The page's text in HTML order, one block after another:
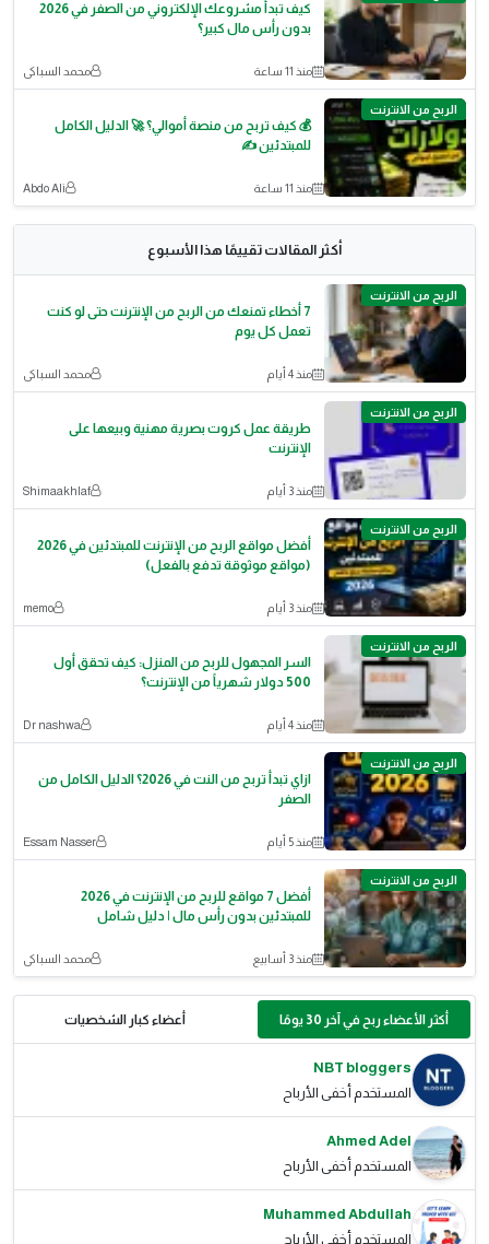
كيف تبدأ مشروعك الإلكتروني من الصفر في 2026
بدون رأس مال كبير؟
منذ 11 ساعة محمد السباكى
الربح من الانترنت
💰 كيف تربح من منصة أموالي؟ 🚀 الدليل الكامل
للمبتدئين ✍️
منذ 11 ساعة Abdo Ali
أكثر المقالات تقييمًا هذا الأسبوع
الربح من الانترنت
7 أخطاء تمنعك من الربح من الإنترنت حتى لو كنت
تعمل كل يوم
منذ 4 أيام محمد السباكى
الربح من الانترنت
طريقة عمل كروت بصرية مهنية وبيعها على
الإنترنت
منذ 3 أيام Shimaakhlaf
الربح من الانترنت
أفضل مواقع الربح من الإنترنت للمبتدئين في 2026
(مواقع موثوقة تدفع بالفعل)
منذ 3 أيام memo
الربح من الانترنت
السر المجهول للربح من المنزل: كيف تحقق أول
500 دولار شهرياً من الإنترنت؟
منذ 4 أيام Dr nashwa
الربح من الانترنت
ازاي تبدأ تربح من النت في 2026؟ الدليل الكامل من
الصفر
منذ 5 أيام Essam Nasser
الربح من الانترنت
أفضل 7 مواقع للربح من الإنترنت في 2026
للمبتدئين بدون رأس مال | دليل شامل
منذ 3 أسابيع محمد السباكى
أكثر الأعضاء ربح في آخر 30 يومًا أعضاء كبار الشخصيات
NBT bloggers
المستخدم أخفى الأرباح
Ahmed Adel
المستخدم أخفى الأرباح
Muhammed Abdullah
المستخدم أخفى الأرباح